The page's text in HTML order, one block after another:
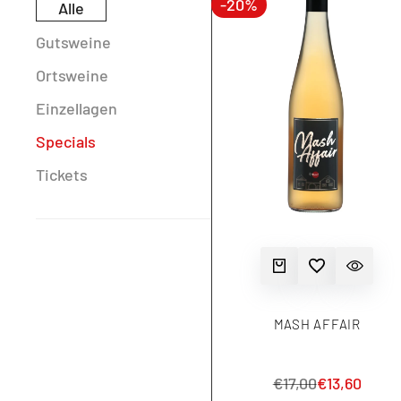
-20%
MASH AFFAIR
Normalpreis
€17,00Aktionspreis
€13,60
Alle
Gutsweine
Ortsweine
Einzellagen
Specials
Tickets